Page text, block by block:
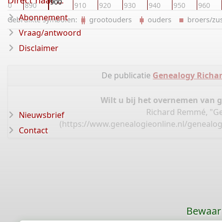
880 890 910 920 930 940 950 960
Gebruikte symbolen: grootouders ouders broers/
De publicatie Genealogy
Wilt u bij het overnemen van
Richard Remmé,
(https://www.genealogieonline.nl/
Abonnement
Vraag/antwoord
Disclaimer
Nieuwsbrief
Contact